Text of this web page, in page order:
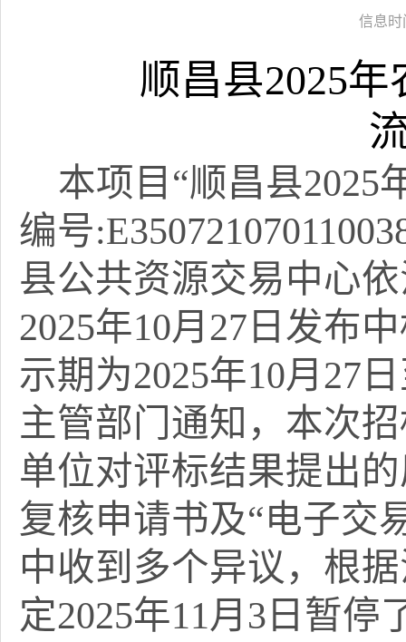
信息时
顺昌县2025
本项目 “顺昌县2025
编号:
县公共资源交易中心
2025年10月27日发布
示期为2025年10月27
主管部门通知，本次
单位对评标结果提出
复核申请书及“电子交
中收到多个异议，根
定2025年11月3日暂停